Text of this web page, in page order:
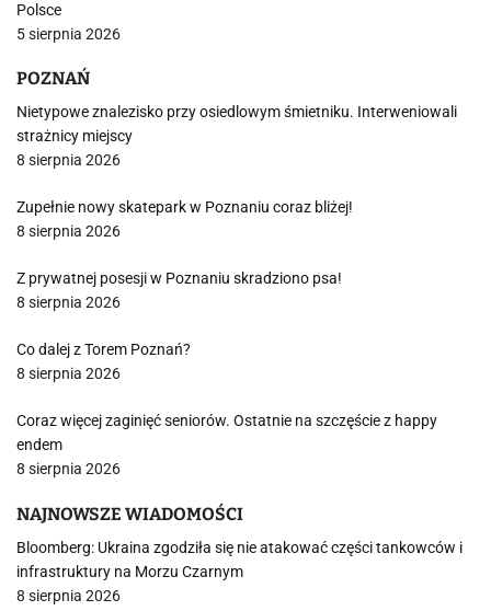
Polsce
5 sierpnia 2026
POZNAŃ
Nietypowe znalezisko przy osiedlowym śmietniku. Interweniowali
strażnicy miejscy
8 sierpnia 2026
Zupełnie nowy skatepark w Poznaniu coraz bliżej!
8 sierpnia 2026
Z prywatnej posesji w Poznaniu skradziono psa!
8 sierpnia 2026
Co dalej z Torem Poznań?
8 sierpnia 2026
Coraz więcej zaginięć seniorów. Ostatnie na szczęście z happy
endem
8 sierpnia 2026
NAJNOWSZE WIADOMOŚCI
Bloomberg: Ukraina zgodziła się nie atakować części tankowców i
infrastruktury na Morzu Czarnym
8 sierpnia 2026